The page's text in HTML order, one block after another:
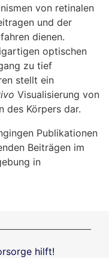
von retinalen
und der
dienen.
optischen
zu tief
stellt ein
Visualisierung von
des Körpers dar.
Publikationen
Beiträgen im
in
hilft!